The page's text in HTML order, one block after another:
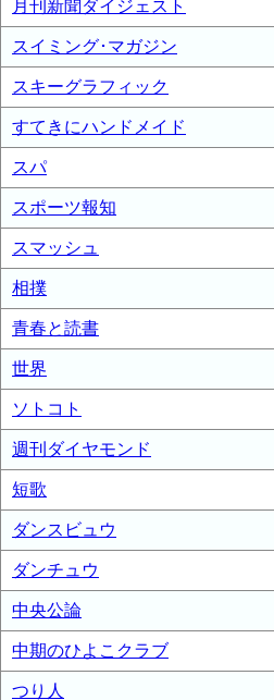
月刊新聞ダイジェスト
スイミング･マガジン
スキーグラフィック
すてきにハンドメイド
スパ
スポーツ報知
スマッシュ
相撲
青春と読書
世界
ソトコト
週刊ダイヤモンド
短歌
ダンスビュウ
ダンチュウ
中央公論
中期のひよこクラブ
つり人